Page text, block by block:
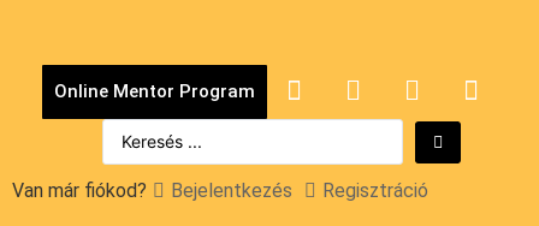
Online Mentor Program
Van már fiókod? Bejelentkezés Regisztráció